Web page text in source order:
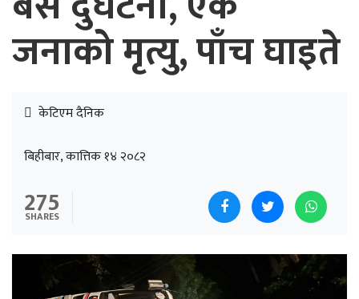
जनाको मृत्यु, पाँच घाइते
केटिएम दैनिक
बिहीबार, कात्तिक १४ २०८२
275
SHARES